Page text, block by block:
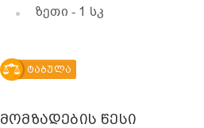
ზეთი - 1 სკ
ტაბულა
მომზადების წესი